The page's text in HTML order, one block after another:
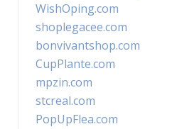
WishOping.com
shoplegacee.com
bonvivantshop.com
CupPlante.com
mpzin.com
stcreal.com
PopUpFlea.com